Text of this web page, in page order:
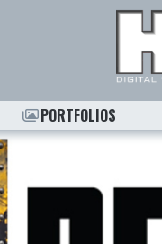
PORTFOLIOS